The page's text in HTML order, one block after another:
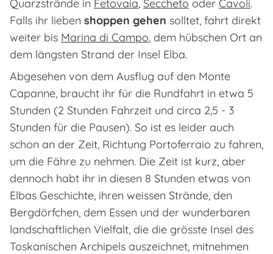
Quarzstrände in Fetovaia, Seccheto oder Cavoli.
Falls ihr lieben shoppen gehen solltet, fahrt direkt
weiter bis Marina di Campo, dem hübschen Ort an
dem längsten Strand der Insel Elba.
Abgesehen von dem Ausflug auf den Monte
Capanne, braucht ihr für die Rundfahrt in etwa 5
Stunden (2 Stunden Fahrzeit und circa 2,5 - 3
Stunden für die Pausen). So ist es leider auch
schon an der Zeit, Richtung Portoferraio zu fahren,
um die Fähre zu nehmen. Die Zeit ist kurz, aber
dennoch habt ihr in diesen 8 Stunden etwas von
Elbas Geschichte, ihren weissen Strände, den
Bergdörfchen, dem Essen und der wunderbaren
landschaftlichen Vielfalt, die die grösste Insel des
Toskanischen Archipels auszeichnet, mitnehmen